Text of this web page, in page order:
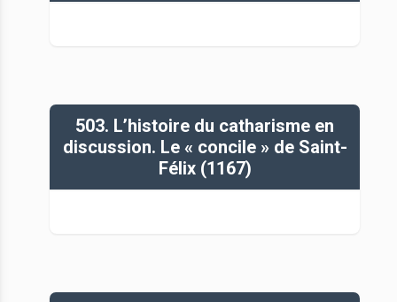
503. L’histoire du catharisme en
discussion. Le « concile » de Saint-
Félix (1167)